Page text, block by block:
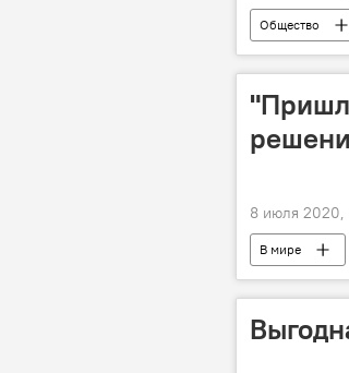
Общество
8 июля 2020,
В мире
президент